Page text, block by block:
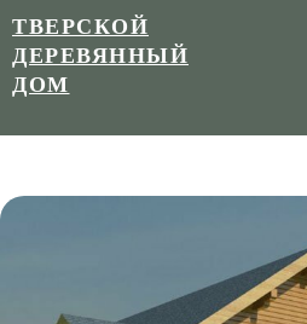
ТВЕРСКОЙ
ДЕРЕВЯННЫЙ
ДОМ